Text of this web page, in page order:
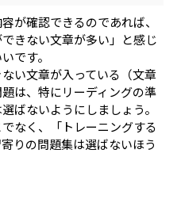
が確認できるのであれば、
きない文章が多い」と感じ
です。
い文章が入っている（文章
は、特にリーディングの準
ばないようにしましょう。
なく、「トレーニングする
りの問題集は選ばないほう